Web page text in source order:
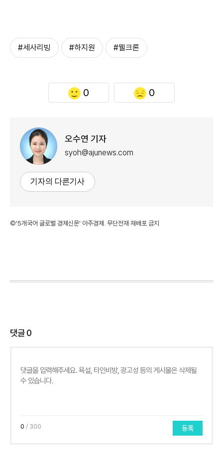
#세사리빙 #하지원 #웰크론
0 0
오수연 기자
syoh@ajunews.com
기자의 다른기사
©'5개국어 글로벌 경제신문' 아주경제. 무단전재·재배포 금지
댓글0
0 / 300 등록